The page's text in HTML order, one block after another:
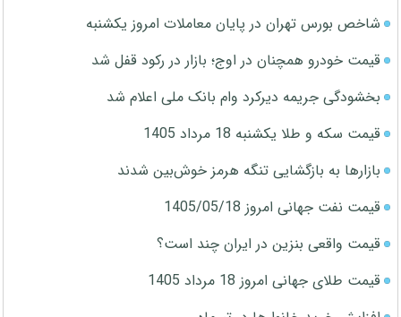
شاخص بورس تهران در پایان معاملات امروز یکشنبه
قیمت خودرو همچنان در اوج؛ بازار در رکود قفل شد
بخشودگی جریمه دیرکرد وام بانک ملی اعلام شد
قیمت سکه و طلا یکشنبه 18 مرداد 1405
بازارها به بازگشایی تنگه هرمز خوش‌بین شدند
قیمت نفت جهانی امروز 1405/05/18
قیمت واقعی بنزین در ایران چند است؟
قیمت طلای جهانی امروز 18 مرداد 1405